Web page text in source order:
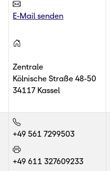
E-Mail senden
Zentrale
Kölnische Straße 48-50
34117 Kassel
+49 561 7299503
+49 611 327609233